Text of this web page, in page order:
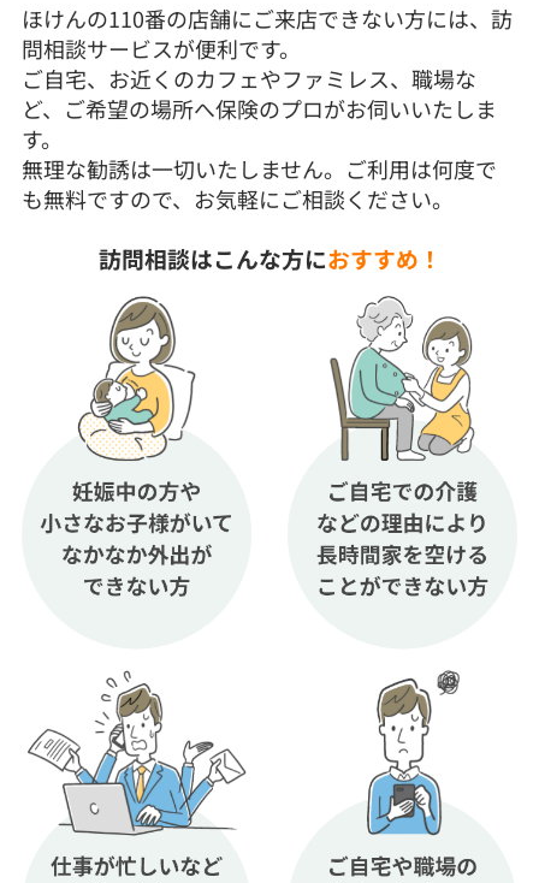
ほけんの110番の店舗にご来店できない方には、訪
問相談サービスが便利です。
ご自宅、お近くのカフェやファミレス、職場な
ど、ご希望の場所へ保険のプロがお伺いいたしま
す。
無理な勧誘は一切いたしません。ご利用は何度で
も無料ですので、お気軽にご相談ください。
訪問相談はこんな方におすすめ！